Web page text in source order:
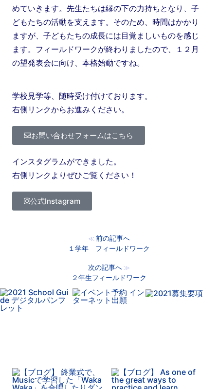
めていきます。先生たちは縁の下の力持ちとなり、子
どもたちの活動を支えます。そのため、時間はかかり
ますが、子どもたちの成長には目覚ましいものを感じ
ます。フィールドワークが終わりましたので、１２月
の望発表会に向け、本格始動ですね。
学校見学等、随時受け付けております。
右側リンクからお進みください。
お問い合わせフォームはこちら
インスタグラムができました。
右側リンクよりぜひご覧ください！
公式Instagram
≪ 前の記事へ
１学年 フィールドワーク
次の記事へ ≫
２年生フィールドワーク